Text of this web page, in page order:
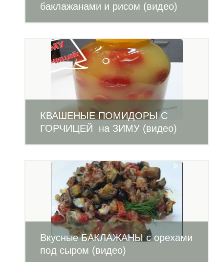
баклажанами и рисом (видео)
КВАШЕНЫЕ ПОМИДОРЫ С
ГОРЧИЦЕЙ на ЗИМУ (видео)
Вкусные БАКЛАЖАНЫ с орехами
под сыром (видео)